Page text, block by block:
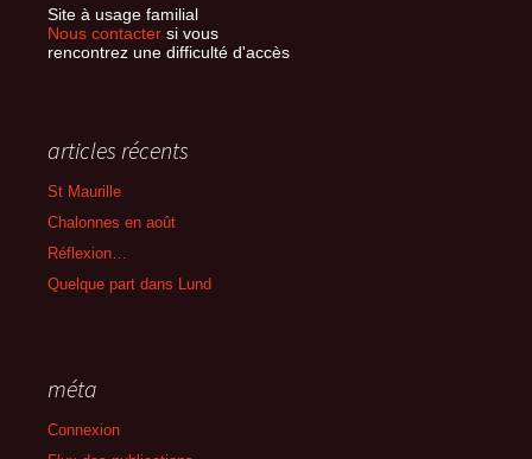
Site à usage familial
Nous contacter si vous
rencontrez une difficulté d'accès
articles récents
St Maurille
Chalonnes en août
Réflexion…
Quelque part dans Lund
méta
Connexion